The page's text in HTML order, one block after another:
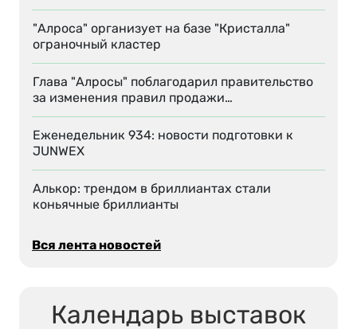
"Алроса" организует на базе "Кристалла"
ограночный кластер
Глава "Алросы" поблагодарил правительство
за изменения правил продажи…
Еженедельник 934: новости подготовки к
JUNWEX
Алькор: трендом в бриллиантах стали
коньячные бриллианты
Вся лента новостей
Календарь выставок